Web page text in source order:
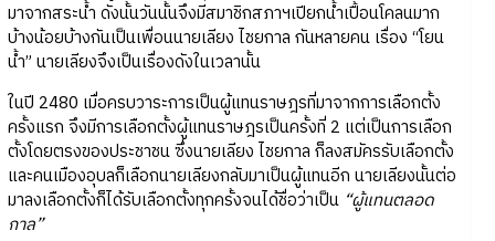
มาจากสระน้ำ ดังนั้นวันนั้นจึงมีสมาชิกสภาฯเปียกน้ำเปื้อนโคลนมาก
บ้างน้อยบ้างกันเป็นเพื่อนนายเลียง ไชยกาล กันหลายคน เรื่อง “โยน
น้ำ” นายเลียงจึงเป็นเรื่องดังในเวลานั้น
ในปี 2480 เมื่อครบวาระการเป็นผู้แทนราษฎรที่มาจากการเลือกตั้ง
ครั้งแรก จึงมีการเลือกตั้งผู้แทนราษฎรเป็นครั้งที่ 2 แต่เป็นการเลือก
ตั้งโดยตรงของประชาชน ซึ่งนายเลียง ไชยกาล ก็ลงสมัครรับเลือกตั้ง
และคนเมืองอุบลก็เลือกนายเลียงกลับมาเป็นผู้แทนอีก นายเลียงนั้นต่อ
มาลงเลือกตั้งก็ได้รับเลือกตั้งทุกครั้งจนได้ชื่อว่าเป็น “ผู้แทนตลอด
กาล”